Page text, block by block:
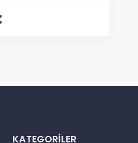
KATEGORILER